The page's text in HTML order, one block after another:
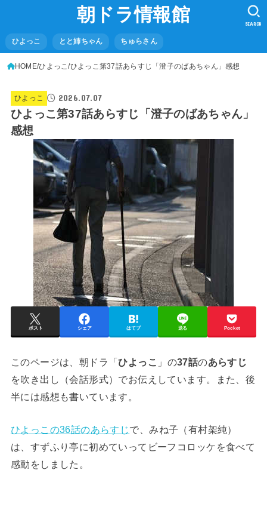
朝ドラ情報館
ひよっこ とと姉ちゃん ちゅらさん
SEARCH
HOME ひよっこ ひよっこ第37話あらすじ「澄子のばあちゃん」感想
ひよっこ 2026.07.07
ひよっこ第37話あらすじ「澄子のばあちゃん」
感想
ポスト シェア はてブ 送る Pocket
このページは、朝ドラ「ひよっこ 」の37話のあらすじ
を吹き出し（会話形式）でお伝えしています。また、後
半には感想も書いています。
ひよっこの36話のあらすじで、みね子（有村架純）
は、すずふり亭に初めていってビーフコロッケを食べて
感動をしました。